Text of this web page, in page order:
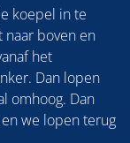
koepel in te
naar boven en
het
Dan lopen
omhoog. Dan
we lopen terug